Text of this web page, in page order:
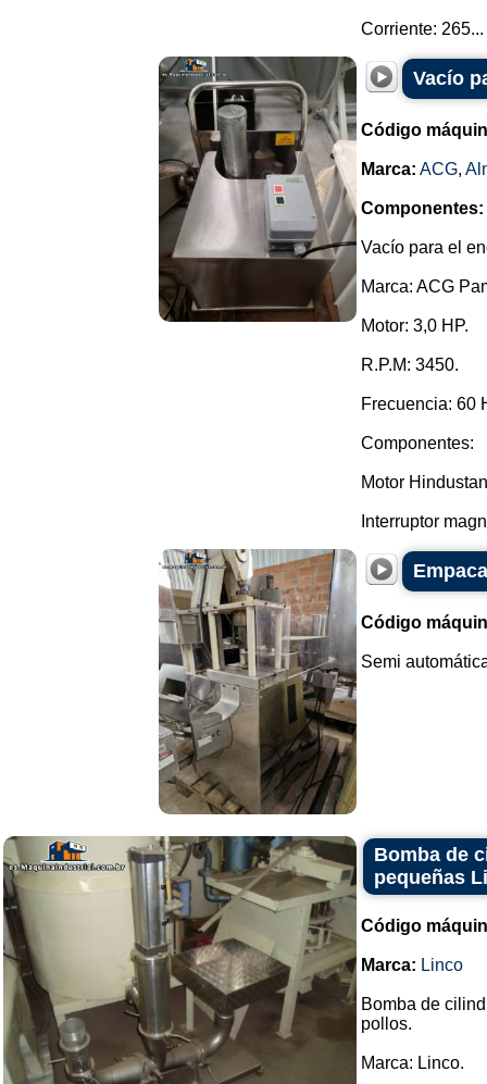
Corriente: 265...
Vacío
Código
Marca: ACG,
Componentes:
Vacío para el
Marca: ACG
Motor: 3,0 HP.
R.P.M: 3450.
Frecuencia: 60
Componentes:
Motor
Interruptor
Código
Semi
Bomba de
pequeñas
Código
Marca: Linco
Bomba de
pollos.
Marca: Linco.